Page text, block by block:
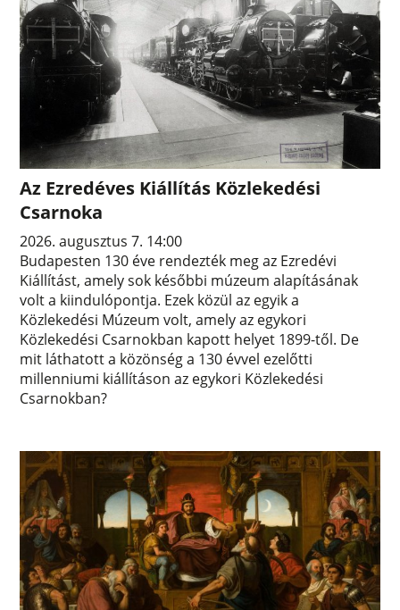
Az Ezredéves Kiállítás Közlekedési
Csarnoka
2026. augusztus 7. 14:00
Budapesten 130 éve rendezték meg az Ezredévi
Kiállítást, amely sok későbbi múzeum alapításának
volt a kiindulópontja. Ezek közül az egyik a
Közlekedési Múzeum volt, amely az egykori
Közlekedési Csarnokban kapott helyet 1899-től. De
mit láthatott a közönség a 130 évvel ezelőtti
millenniumi kiállításon az egykori Közlekedési
Csarnokban?